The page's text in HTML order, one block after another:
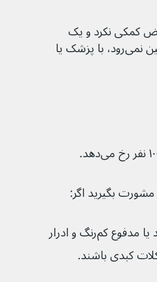
کمکی نکرد و یک
عارضه جانبی همچنان شما را آزار می‌دهد یا از بین نمی‌رود، با پزشک یا
بگیرید اگر:
سفیدی چشمان یا پوست شما زرد می‌شود یا مدفوع کم‌رنگ و ادرار